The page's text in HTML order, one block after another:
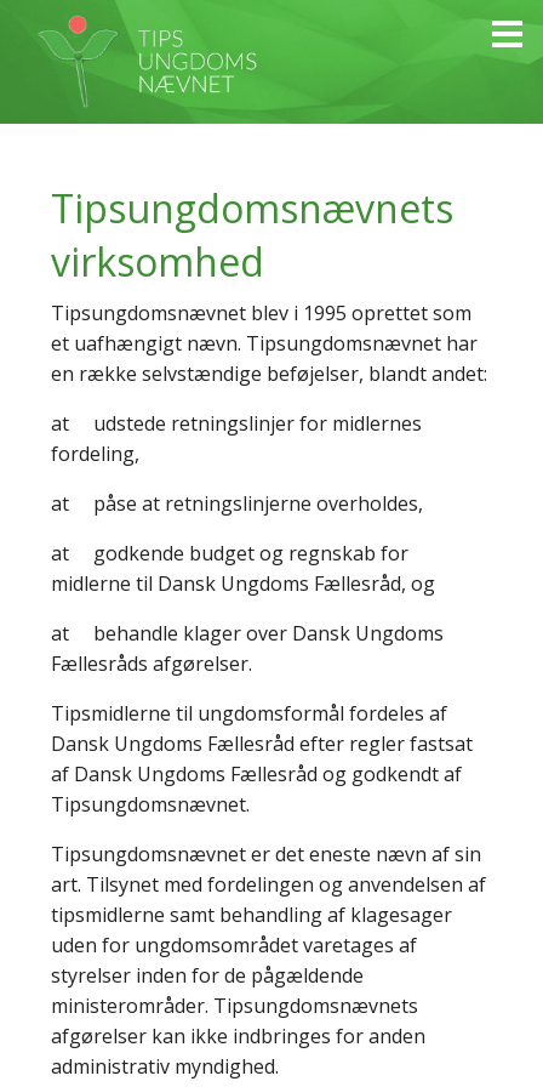
Tipsungdomsnævnets
virksomhed
Tipsungdomsnævnet blev i 1995 oprettet som
et uafhængigt nævn. Tipsungdomsnævnet har
en række selvstændige beføjelser, blandt andet:
at udstede retningslinjer for midlernes
fordeling,
at påse at retningslinjerne overholdes,
at godkende budget og regnskab for
midlerne til Dansk Ungdoms Fællesråd, og
at behandle klager over Dansk Ungdoms
Fællesråds afgørelser.
Tipsmidlerne til ungdomsformål fordeles af
Dansk Ungdoms Fællesråd efter regler fastsat
af Dansk Ungdoms Fællesråd og godkendt af
Tipsungdomsnævnet.
Tipsungdomsnævnet er det eneste nævn af sin
art. Tilsynet med fordelingen og anvendelsen af
tipsmidlerne samt behandling af klagesager
uden for ungdomsområdet varetages af
styrelser inden for de pågældende
ministerområder. Tipsungdomsnævnets
afgørelser kan ikke indbringes for anden
administrativ myndighed.